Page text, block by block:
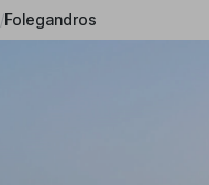
/Folegandros